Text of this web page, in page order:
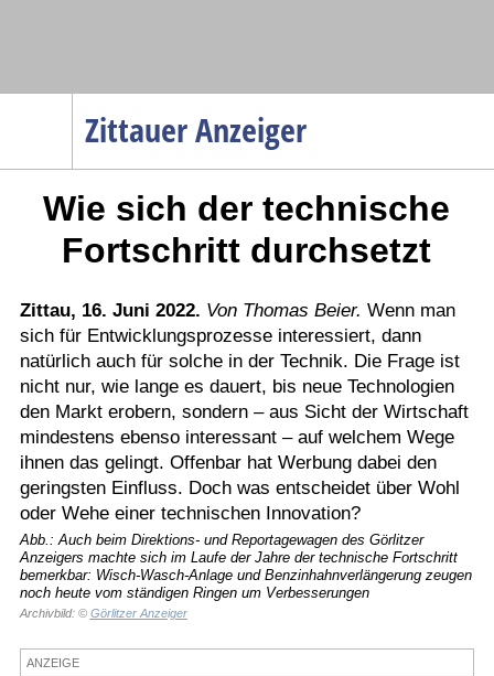
Zittauer Anzeiger
Menüpunkte
Politik
Gesellschaft
Wirtschaft
Service
Verkehr
Gesundheit
Sport
Kostenlos
Wie sich der technische
Fortschritt durchsetzt
Zittau, 16. Juni 2022. Von Thomas Beier. Wenn man
sich für Entwicklungsprozesse interessiert, dann
natürlich auch für solche in der Technik. Die Frage ist
nicht nur, wie lange es dauert, bis neue Technologien
den Markt erobern, sondern – aus Sicht der Wirtschaft
mindestens ebenso interessant – auf welchem Wege
ihnen das gelingt. Offenbar hat Werbung dabei den
geringsten Einfluss. Doch was entscheidet über Wohl
oder Wehe einer technischen Innovation?
Abb.: Auch beim Direktions- und Reportagewagen des Görlitzer
Anzeigers machte sich im Laufe der Jahre der technische Fortschritt
bemerkbar: Wisch-Wasch-Anlage und Benzinhahnverlängerung zeugen
noch heute vom ständigen Ringen um Verbesserungen
Archivbild: © Görlitzer Anzeiger
ANZEIGE